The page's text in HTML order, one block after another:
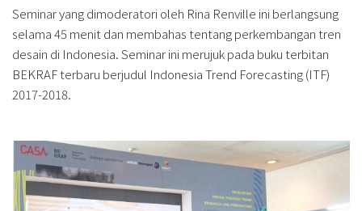
Seminar yang dimoderatori oleh Rina Renville ini berlangsung
selama 45 menit dan membahas tentang perkembangan tren
desain di Indonesia. Seminar ini merujuk pada buku terbitan
BEKRAF terbaru berjudul Indonesia Trend Forecasting (ITF)
2017-2018.